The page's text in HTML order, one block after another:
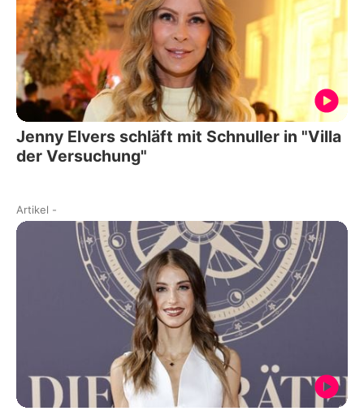
Jenny Elvers schläft mit Schnuller in "Villa
der Versuchung"
Artikel -